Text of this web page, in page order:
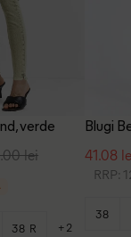
verde
lei
38 R +2
Blugi
41.08
RRP:
38